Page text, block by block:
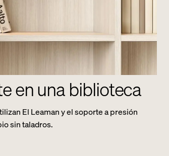
en una biblioteca
El Leaman y el soporte a presión
sin taladros.